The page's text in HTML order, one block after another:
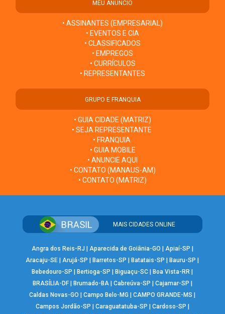
MEU ANÚNCIO
• ASSINANTES (EMPRESARIAL)
• EVENTOS E CIA
• CLASSIFICADOS
• EMPREGOS
• CURRÍCULOS
• REPRESENTANTES
GRUPO E FRANQUIA
• GUIA CIDADE (MATRIZ)
• SEJA REPRESENTANTE
• FRANQUIA
• GUIA MOBILE
• ANUNCIE AQUI
• CONTATO (MANAUS-AM)
• CONTATO (MATRIZ)
MAIS CIDADES ONLINE
Angra dos Reis-RJ Aparecida de Goiânia-GO Apiaí-SP
Aracaju-SE |Arujá-SP Barretos-SP Batatais-SP Bauru-SP
Bebedouro-SP
Bertioga-SP Biguaçu-SC Boa Vista-RR
BRASÍLIA-DF| Brumado-BA| Cabreúva-SP Cajamar-SP
Caldas Novas-GO
|Campo Belo-MG |CAMPO GRANDE-MS
Campos Jordão-SP
Caraguatatuba-SP Cardoso-SP